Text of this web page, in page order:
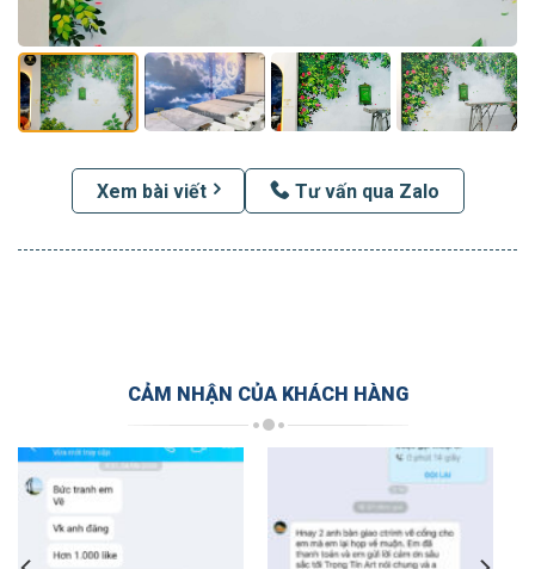
Xem bài viết Tư vấn qua Zalo
CẢM NHẬN CỦA KHÁCH HÀNG